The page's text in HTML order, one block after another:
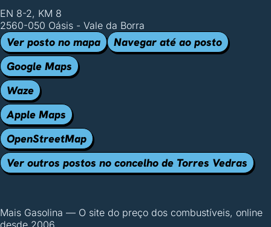
EN 8-2, KM 8
2560-050 Oásis - Vale da Borra
Ver posto no mapa
Navegar até ao posto
Google Maps
Waze
Apple Maps
OpenStreetMap
Ver outros postos no concelho de Torres Vedras
Mais Gasolina — O site do preço dos combustíveis, online
desde 2006